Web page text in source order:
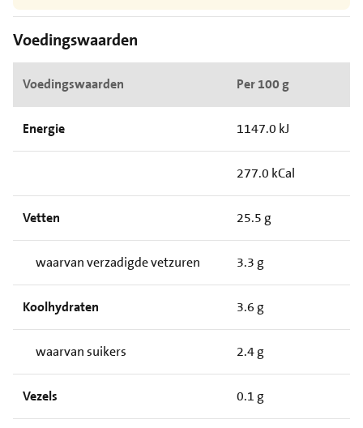
Voedingswaarden
Voedingswaarden Per 100 g
Energie 1147.0 kJ
277.0 kCal
Vetten 25.5 g
waarvan verzadigde vetzuren 3.3 g
Koolhydraten 3.6 g
waarvan suikers 2.4 g
Vezels 0.1 g